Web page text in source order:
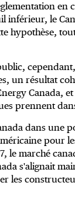
en
inférieur, le
hypothèse,
un résultat
Canada,
prennent
dans une
pour
le marché
s'alignait
les